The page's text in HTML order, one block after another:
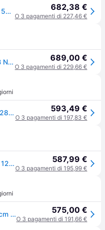
Samsung galaxy s25 128gb 6.2 5g dual-sim android 15 blueblack 682,38 €
O 3 pagamenti di 227,46 €
Samsung Galaxy S25 5G 128 GB Nero, Blu ERP B (A - G) 15.7 cm (6.2 pollici) Smartphone 689,00 €
O 3 pagamenti di 229,66 €
Samsung Galaxy S25 5g 12gb/128gb 6.4´´ Nero 593,49 €
O 3 pagamenti di 197,83 €
Samsung Galaxy S25 5G 128GB 12GB RAM Dual Sim Nero 587,99 €
O 3 pagamenti di 195,99 €
Galaxy S25 SM-S931B/DS 15,8 cm (6.2") Doppia SIM Android 15 5G USB tipo-C 12 GB 128 GB 4000 mAh Nero, Blu, Handy 575,00 €
O 3 pagamenti di 191,66 €